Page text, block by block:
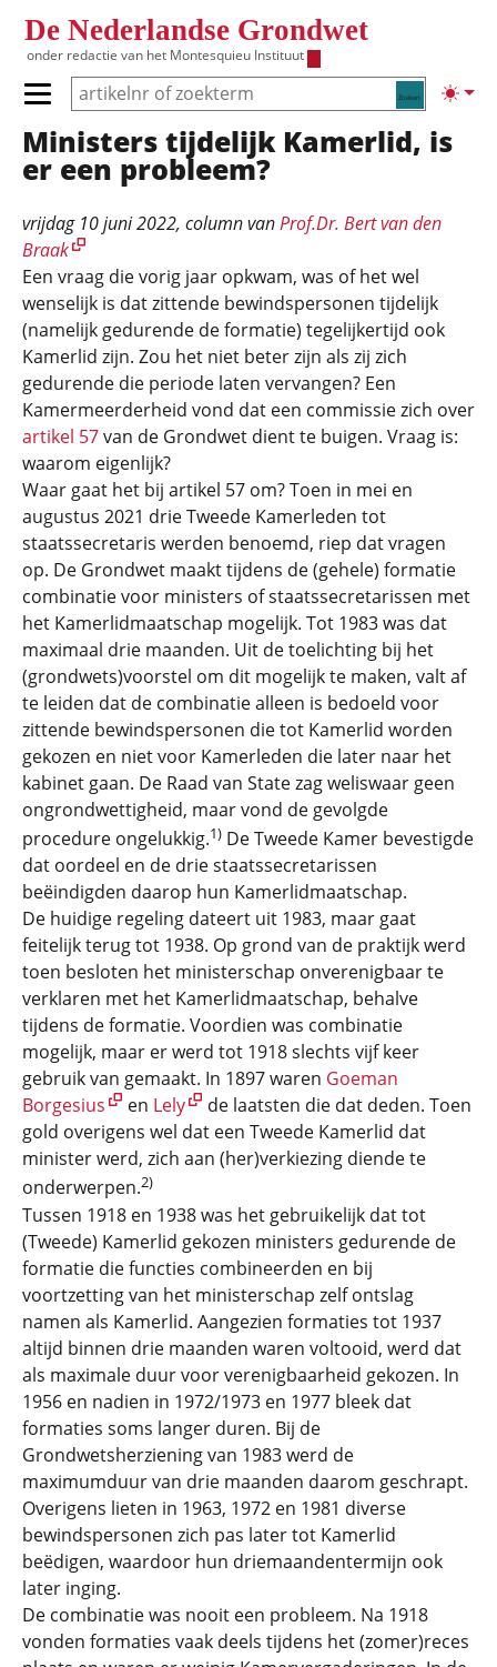
De Nederlandse Grondwet
onder redactie van het Montesquieu Instituut
Zoeken
Primair menu tonen/verbergen
Hoofdnavigatie
Ministers tijdelijk Kamerlid, is
er een probleem?
vrijdag 10 juni 2022, column vanProf.Dr. Bert van den
Braak
Een vraag die vorig jaar opkwam, was of het wel
wenselijk is dat zittende bewindspersonen tijdelijk
(namelijk gedurende de formatie) tegelijkertijd ook
Kamerlid zijn. Zou het niet beter zijn als zij zich
gedurende die periode laten vervangen? Een
Kamermeerderheid vond dat een commissie zich over
artikel 57van de Grondwet dient te buigen. Vraag is:
waarom eigenlijk?
Waar gaat het bij artikel 57 om? Toen in mei en
augustus 2021 drie Tweede Kamerleden tot
staatssecretaris werden benoemd, riep dat vragen
op. De Grondwet maakt tijdens de (gehele) formatie
combinatie voor ministers of staatssecretarissen met
het Kamerlidmaatschap mogelijk. Tot 1983 was dat
maximaal drie maanden. Uit de toelichting bij het
(grondwets)voorstel om dit mogelijk te maken, valt af
te leiden dat de combinatie alleen is bedoeld voor
zittende bewindspersonen die tot Kamerlid worden
gekozen en niet voor Kamerleden die later naar het
kabinet gaan. De Raad van State zag weliswaar geen
ongrondwettigheid, maar vond de gevolgde
procedure ongelukkig.1) De Tweede Kamer bevestigde
dat oordeel en de drie staatssecretarissen
beëindigden daarop hun Kamerlidmaatschap.
De huidige regeling dateert uit 1983, maar gaat
feitelijk terug tot 1938. Op grond van de praktijk werd
toen besloten het ministerschap onverenigbaar te
verklaren met het Kamerlidmaatschap, behalve
tijdens de formatie. Voordien was combinatie
mogelijk, maar er werd tot 1918 slechts vijf keer
gebruik van gemaakt. In 1897 waren Goeman
Borgesius
en Lely
de laatsten die dat deden. Toen
gold overigens wel dat een Tweede Kamerlid dat
minister werd, zich aan (her)verkiezing diende te
onderwerpen.2)
Tussen 1918 en 1938 was het gebruikelijk dat tot
(Tweede) Kamerlid gekozen ministers gedurende de
formatie die functies combineerden en bij
voortzetting van het ministerschap zelf ontslag
namen als Kamerlid. Aangezien formaties tot 1937
altijd binnen drie maanden waren voltooid, werd dat
als maximale duur voor verenigbaarheid gekozen. In
1956 en nadien in 1972/1973 en 1977 bleek dat
formaties soms langer duren. Bij de
Grondwetsherziening van 1983 werd de
maximumduur van drie maanden daarom geschrapt.
Overigens lieten in 1963, 1972 en 1981 diverse
bewindspersonen zich pas later tot Kamerlid
beëdigen, waardoor hun driemaanden­termijn ook
later inging.
De combinatie was nooit een probleem. Na 1918
vonden formaties vaak deels tijdens het (zomer)reces